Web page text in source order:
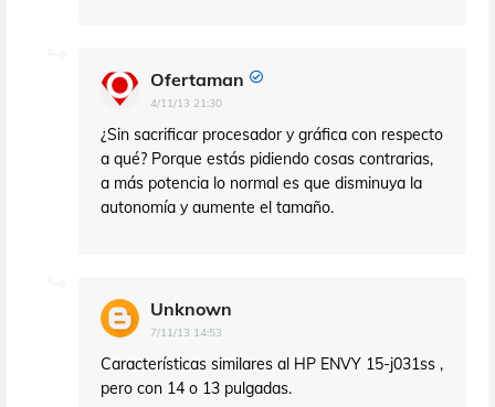
Ofertaman
4/11/13 21:30
¿Sin sacrificar procesador y gráfica con respecto
a qué? Porque estás pidiendo cosas contrarias,
a más potencia lo normal es que disminuya la
autonomía y aumente el tamaño.
Unknown
7/11/13 14:53
Características similares al HP ENVY 15-j031ss ,
pero con 14 o 13 pulgadas.